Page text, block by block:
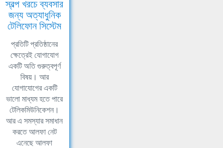
স্বল্প খরচে ব্যবসার
জন্য অত্যাধুনিক
টেলিফোন সিস্টেম
প্রতিটি প্রতিষ্ঠানের
ক্ষেত্রেই যোগাযোগ
একটি অতি গুরুত্বপূর্ণ
বিষয়। আর
যোগাযোগের একটি
ভালো মাধ্যম হতে পারে
টেলিকমিউনিকেশন।
আর এ সমস্যার সমাধান
করতে আলফা নেট
এনেছে আলফা